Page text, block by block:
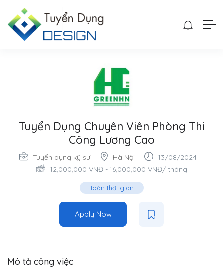
Tuyển Dụng Chuyên Viên Phòng Thi
Công Lương Cao
Tuyển dụng kỹ sư Hà Nội
13/08/2024
12,000,000 VNĐ- 16,000,000 VNĐ/ tháng
Toàn thời gian
Apply Now
Mô tả công việc